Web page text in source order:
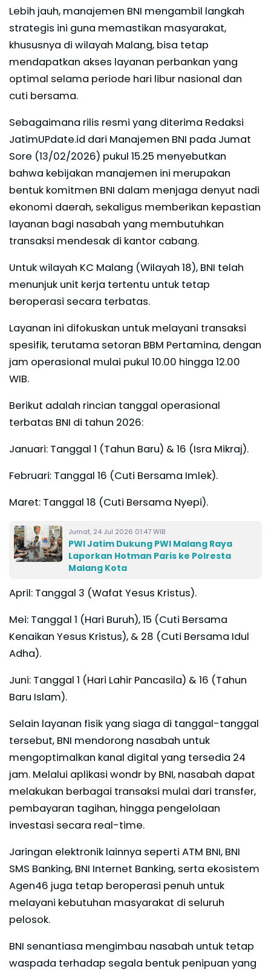
Lebih jauh, manajemen BNI mengambil langkah
strategis ini guna memastikan masyarakat,
khususnya di wilayah Malang, bisa tetap
mendapatkan akses layanan perbankan yang
optimal selama periode hari libur nasional dan
cuti bersama.
Sebagaimana rilis resmi yang diterima Redaksi
JatimUPdate.id dari Manajemen BNI pada Jumat
Sore (13/02/2026) pukul 15.25 menyebutkan
bahwa kebijakan manajemen ini merupakan
bentuk komitmen BNI dalam menjaga denyut nadi
ekonomi daerah, sekaligus memberikan kepastian
layanan bagi nasabah yang membutuhkan
transaksi mendesak di kantor cabang.
Untuk wilayah KC Malang (Wilayah 18), BNI telah
menunjuk unit kerja tertentu untuk tetap
beroperasi secara terbatas.
Layanan ini difokuskan untuk melayani transaksi
spesifik, terutama setoran BBM Pertamina, dengan
jam operasional mulai pukul 10.00 hingga 12.00
WIB.
Berikut adalah rincian tanggal operasional
terbatas BNI di tahun 2026:
Januari: Tanggal 1 (Tahun Baru) & 16 (Isra Mikraj).
Februari: Tanggal 16 (Cuti Bersama Imlek).
Maret: Tanggal 18 (Cuti Bersama Nyepi).
Jumat, 24 Jul 2026 01:47 WIB
PWI Jatim Dukung PWI Malang Raya
Laporkan Hotman Paris ke Polresta
Malang Kota
April: Tanggal 3 (Wafat Yesus Kristus).
Mei: Tanggal 1 (Hari Buruh), 15 (Cuti Bersama
Kenaikan Yesus Kristus), & 28 (Cuti Bersama Idul
Adha).
Juni: Tanggal 1 (Hari Lahir Pancasila) & 16 (Tahun
Baru Islam).
Selain layanan fisik yang siaga di tanggal-tanggal
tersebut, BNI mendorong nasabah untuk
mengoptimalkan kanal digital yang tersedia 24
jam. Melalui aplikasi wondr by BNI, nasabah dapat
melakukan berbagai transaksi mulai dari transfer,
pembayaran tagihan, hingga pengelolaan
investasi secara real-time.
Jaringan elektronik lainnya seperti ATM BNI, BNI
SMS Banking, BNI Internet Banking, serta ekosistem
Agen46 juga tetap beroperasi penuh untuk
melayani kebutuhan masyarakat di seluruh
pelosok.
BNI senantiasa mengimbau nasabah untuk tetap
waspada terhadap segala bentuk penipuan yang